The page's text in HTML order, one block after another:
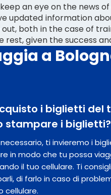
an eye on the news
updated information
both in the case of
rest, given the success
a
i biglietti del
stampare i biglietti?
ti invieremo i
in modo che tu possa
il tuo cellulare. Ti
di farlo in caso di
cellulare.